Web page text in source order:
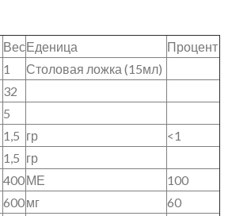
ВесЕденица
Процент
1
Столовая ложка (15мл)
32
5
1,5 гр
<1
1,5 гр
400МЕ
100
600мг
60